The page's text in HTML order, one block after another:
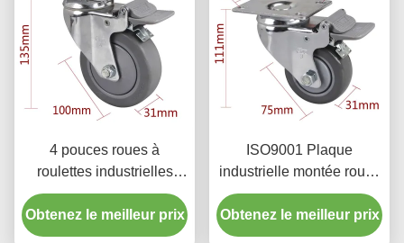
4 pouces roues à
roulettes industrielles
enduit de chrome par
pivotement rigide et
freinage
Obtenez le meilleur prix
ISO9001 Plaque
industrielle montée roues
de roulement 3 pouces
75mm 5723P-77
Obtenez le meilleur prix